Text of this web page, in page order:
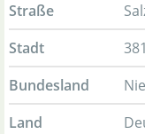
Straße
Stadt
Bundesland
Land